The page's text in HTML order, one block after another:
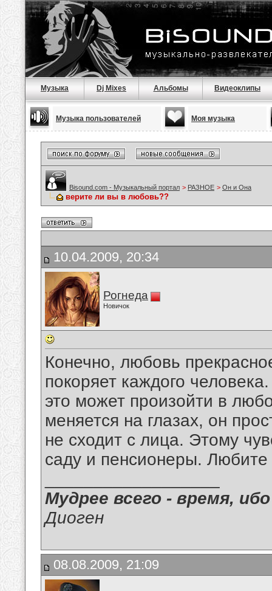
Музыка Dj Mixes Альбомы Видеоклипы
Музыка пользователей Моя музыка
Bisound.com - Музыкальный портал > РАЗНОЕ > Он и Она
верите ли вы в любовь??
10.04.2009, 20:34
Рогнеда
Новичок
Конечно, любовь
покоряет каждого
это может произойти в
меняется на глазах, он
не сходит с лица. Этому
саду и пенсионеры.
Мудрее всего - время,
Диоген
08.08.2009, 21:09